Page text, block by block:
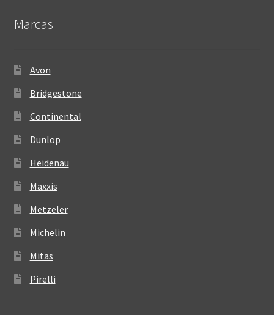
Marcas
Avon
Bridgestone
Continental
Dunlop
Heidenau
Maxxis
Metzeler
Michelin
Mitas
Pirelli